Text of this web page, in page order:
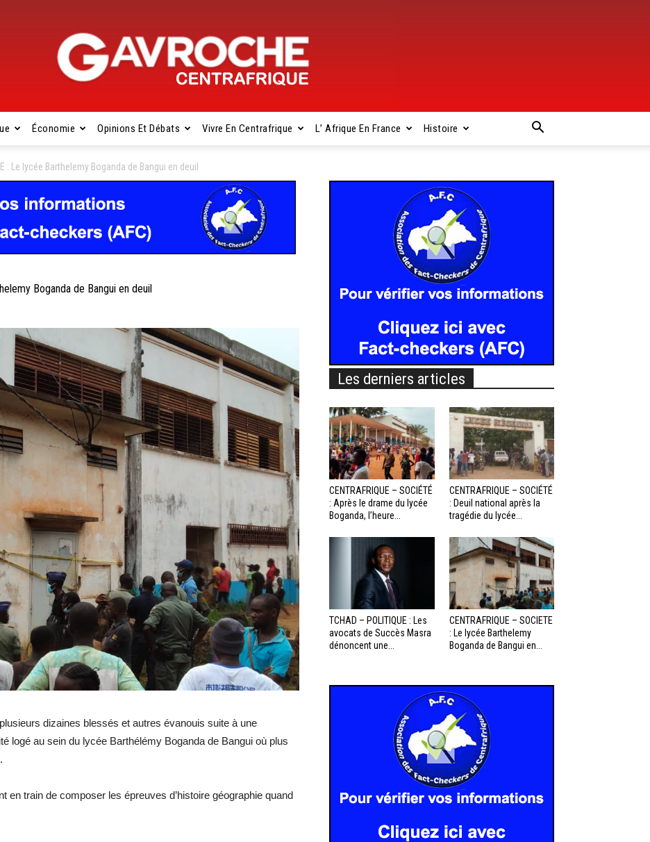
Centrafrique
Économie Opinions Et Débats Vivre En Centrafrique L’ Afrique En France Histoire
: Le lycée Barthelemy Boganda de Bangui en deuil
Boganda de Bangui en deuil
dizaines blessés et autres évanouis suite à une
logé au sein du lycée Barthélémy Boganda de Bangui où plus
en train de composer les épreuves d’histoire géographie quand
Les derniers articles
CENTRAFRIQUE – SOCIÉTÉ
: Après le drame du lycée
Boganda, l’heure...
CENTRAFRIQUE – SOCIÉTÉ
: Deuil national après la
tragédie du lycée...
TCHAD – POLITIQUE : Les
avocats de Succès Masra
dénoncent une...
CENTRAFRIQUE – SOCIETE
: Le lycée Barthelemy
Boganda de Bangui en...